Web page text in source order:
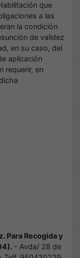
que
a las
la condición
de validez
en su caso, del
aplicación
requerir, en
Para Recogida y
- Avda/ 28 de